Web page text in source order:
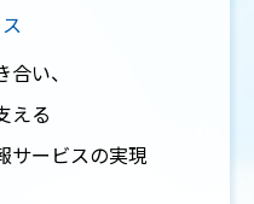
い、
える
サービスの実現